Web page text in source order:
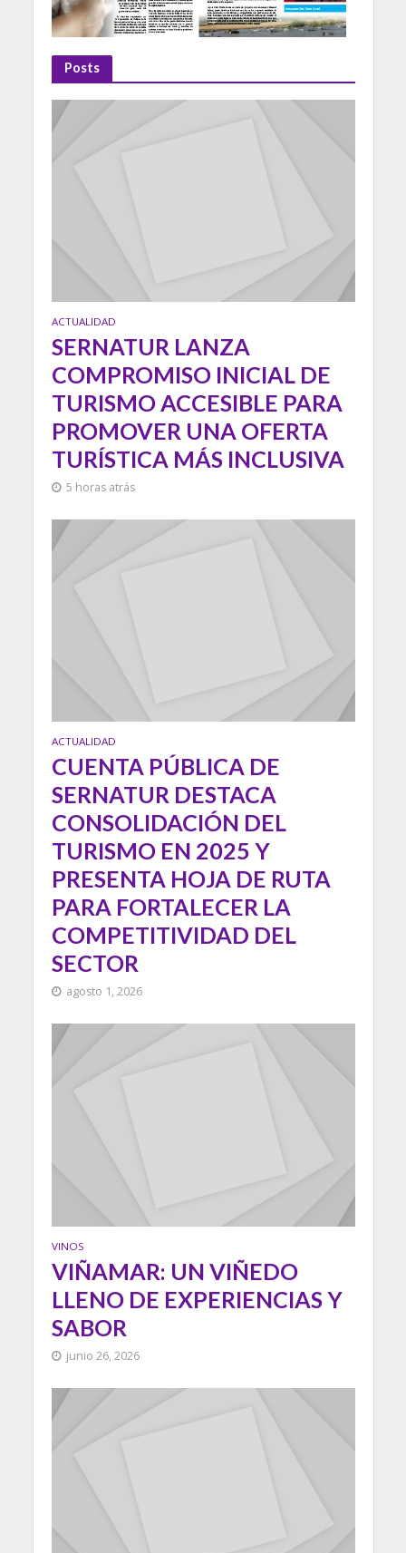
Posts
ACTUALIDAD
SERNATUR LANZA
COMPROMISO INICIAL DE
TURISMO ACCESIBLE PARA
PROMOVER UNA OFERTA
TURÍSTICA MÁS INCLUSIVA
5 horas atrás
ACTUALIDAD
CUENTA PÚBLICA DE
SERNATUR DESTACA
CONSOLIDACIÓN DEL
TURISMO EN 2025 Y
PRESENTA HOJA DE RUTA
PARA FORTALECER LA
COMPETITIVIDAD DEL
SECTOR
agosto 1, 2026
VINOS
VIÑAMAR: UN VIÑEDO
LLENO DE EXPERIENCIAS Y
SABOR
junio 26, 2026